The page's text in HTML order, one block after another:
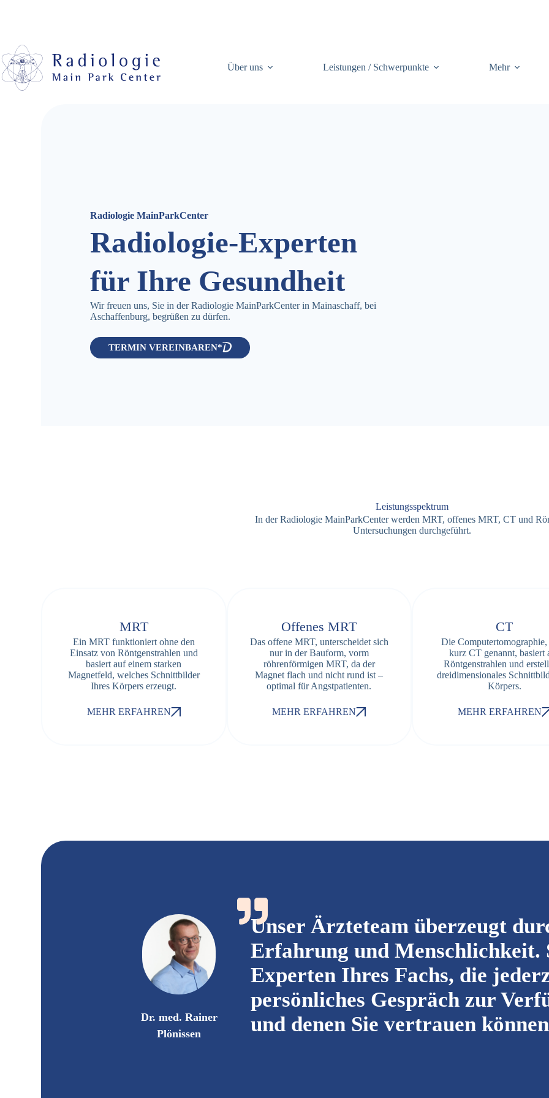
Über uns Leistungen / Schwerpunkte Mehr
Radiologie MainParkCenter
Radiologie-Experten
für Ihre Gesundheit
Wir freuen uns, Sie in der Radiologie MainParkCenter in Mainaschaff, bei
Aschaffenburg, begrüßen zu dürfen.
TERMIN VEREINBAREN*
Leistungsspektrum
In der Radiologie MainParkCenter werden MRT, offenes MRT, CT und
Untersuchungen durchgeführt.
MRT
Ein MRTfunktioniert ohne den
Einsatz von Röntgenstrahlen und
basiert auf einem starken
Magnetfeld, welches Schnittbilder
Ihres Körpers erzeugt.
MEHR ERFAHREN
Offenes MRT
Das offene MRT, unterscheidet sich
nur in der Bauform, vorm
röhrenförmigen MRT, da der
Magnet flach und nicht rund ist –
optimal für Angstpatienten.
MEHR ERFAHREN
CT
Die Computertomographie,
kurzCT genannt, basiert
Röntgenstrahlen und
dreidimensionales
Körpers.
MEHR ERFAHREN
Dr. med. Rainer
Plönissen
Unser Ärzteteam überzeugt
Erfahrung und Menschlichkeit.
Experten Ihres Fachs, die
persönliches Gespräch zur
und denen Sie vertrauen